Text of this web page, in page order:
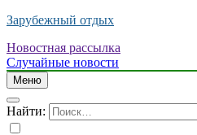
Зарубежный отдых
Новостная рассылка
Случайные новости
Меню
Найти: